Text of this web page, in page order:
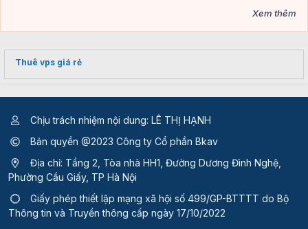
Xem thêm
Thuê vps giá rẻ
Chịu trách nhiệm nội dung: LÊ THỊ HẠNH
Bản quyền @2023 Công ty Cổ phần Bkav
Địa chỉ: Tầng 2, Tòa nhà HH1, Đường Dương Đình Nghệ,
Phường Cầu Giấy, TP Hà Nội
Giấy phép thiết lập mạng xã hội số 499/GP-BTTTT do Bộ
Thông tin và Truyền thông cấp ngày 17/10/2022